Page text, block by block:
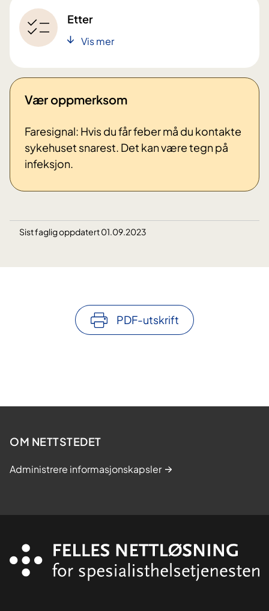
Etter
Vis mer
Vær oppmerksom
Faresignal: Hvis du får feber må du kontakte
sykehuset snarest. Det kan være tegn på
infeksjon.
Sist faglig oppdatert 01.09.2023
PDF-utskrift
OM NETTSTEDET
Administrere informasjonskapsler